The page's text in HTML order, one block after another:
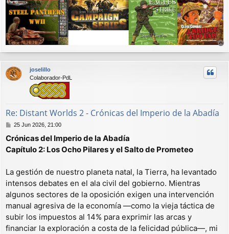
e
r
r
joselillo
Colaborador-PdL
Re: Distant Worlds 2 - Crónicas del Imperio de la Abadía
M
n
s
e
25 Jun 2026, 21:00
Crónicas del Imperio de la Abadía
Capítulo 2: Los Ocho Pilares y el Salto de Prometeo
La gestión de nuestro planeta natal, la Tierra, ha levantado
intensos debates en el ala civil del gobierno. Mientras
algunos sectores de la oposición exigen una intervención
manual agresiva de la economía —como la vieja táctica de
subir los impuestos al 14% para exprimir las arcas y
financiar la exploración a costa de la felicidad pública—, mi